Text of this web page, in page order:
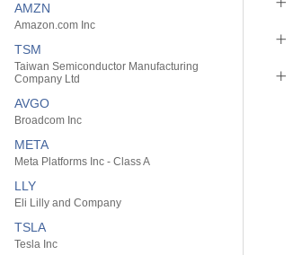
AMZN
Amazon.com Inc
TSM
Taiwan Semiconductor Manufacturing
Company Ltd
AVGO
Broadcom Inc
META
Meta Platforms Inc - Class A
LLY
Eli Lilly and Company
TSLA
Tesla Inc